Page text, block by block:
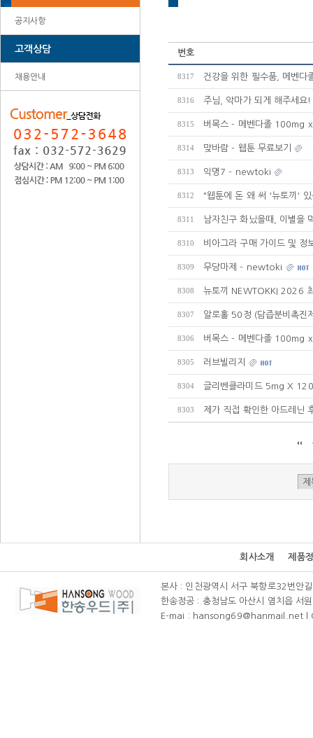
공지사항
고객상담
채용안내
번호
8317 건강을 위한 필수품, 메벤
8316 주님, 악마가 되게 해주세요
8315 버목스 - 메벤다졸 100mg
8314 맞바람 - 웹툰 무료보기
8313 익명7 - newtoki
8312 "웹툰에 돈 왜 써 '뉴토끼'
8311 남자친구 화났을때, 이별을
8310 비아그라 구매 가이드 및 정
8309 무당마제 - newtoki
8308 뉴토끼 NEWTOKKI 2026
8307 알로홀 50정 (담즙분비촉
8306 버목스 - 메벤다졸 100mg
8305 러브빌리지
8304 글리벤클라미드 5mg X
8303 제가 직접 확인한 아드레닌
회사소개 제품
본사 : 인천광역시 서구 북항로32번
한송정공 : 충청남도 아산시 염치읍
E-mai : hansong69@hanmail.net l